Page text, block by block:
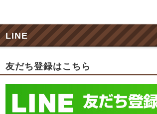
LINE
友だち登録はこちら